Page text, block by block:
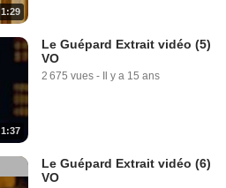
1:29
1:37
Le Guépard Extrait vidéo (5)
VO
2 675 vues - Il y a 15 ans
Le Guépard Extrait vidéo (6)
VO